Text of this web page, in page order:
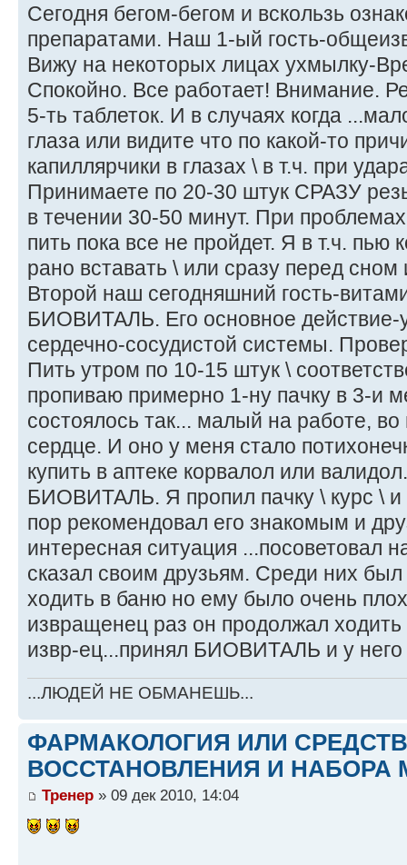
Сегодня бегом-бегом и вскользь
препаратами. Наш 1-ый гость-
Вижу на некоторых лицах ухмылку-
Спокойно. Все работает! Внимание.
5-ть таблеток. И в случаях когда
глаза или видите что по какой-то
капиллярчики в глазах \ в т.ч. при
Принимаете по 20-30 штук СРАЗУ
в течении 30-50 минут. При
пить пока все не пройдет. Я в т.ч. пью
рано вставать \ или сразу перед сном
Второй наш сегодняшний гость-
БИОВИТАЛЬ. Его основное
сердечно-сосудистой системы.
Пить утром по 10-15 штук \
пропиваю примерно 1-ну пачку в 3-и
состоялось так... малый на работе,
сердце. И оно у меня стало
купить в аптеке корвалол или
БИОВИТАЛЬ. Я пропил пачку \ курс \
пор рекомендовал его знакомым и
интересная ситуация ...посоветовал
сказал своим друзьям. Среди них
ходить в баню но ему было очень
извращенец раз он продолжал
извр-ец...принял БИОВИТАЛЬ и у
...ЛЮДЕЙ НЕ ОБМАНЕШЬ...
ФАРМАКОЛОГИЯ ИЛИ
ВОССТАНОВЛЕНИЯ И НАБОРА
Тренер » 09 дек 2010, 14:04